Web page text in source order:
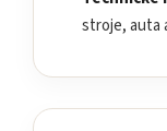
stroje, auta